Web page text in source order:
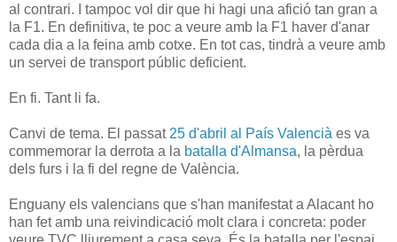
al contrari. I tampoc vol dir que hi hagi una afició tan gran a
la F1. En definitiva, te poc a veure amb la F1 haver d'anar
cada dia a la feina amb cotxe. En tot cas, tindrà a veure amb
un servei de transport públic deficient.
En fi. Tant li fa.
Canvi de tema. El passat 25 d'abril al País Valencià es va
commemorar la derrota a la batalla d'Almansa, la pèrdua
dels furs i la fi del regne de València.
Enguany els valencians que s'han manifestat a Alacant ho
han fet amb una reivindicació molt clara i concreta: poder